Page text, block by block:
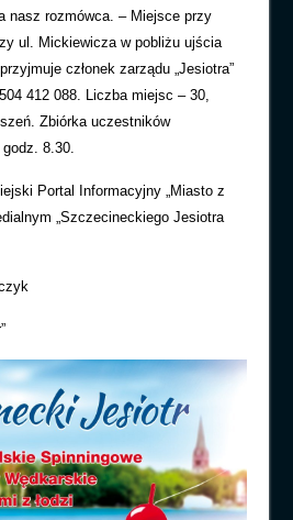
nasz rozmówca. – Miejsce przy
ul. Mickiewicza w pobliżu ujścia
członek zarządu „Jesiotra”
412 088. Liczba miejsc – 30,
Zbiórka uczestników
godz. 8.30.
Portal Informacyjny „Miasto z
„Szczecineckiego Jesiotra